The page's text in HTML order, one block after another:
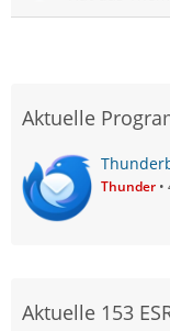
Aktuelle
Thunder
Aktuelle 153